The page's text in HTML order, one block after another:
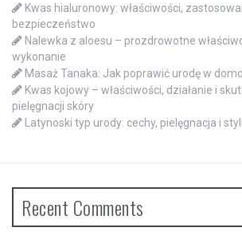
Kwas hialuronowy: właściwości,
bezpieczeństwo
Nalewka z aloesu – prozdrowotne
wykonanie
Masaż Tanaka: Jak poprawić urodę w
Kwas kojowy – właściwości, działanie i
pielęgnacji skóry
Latynoski typ urody: cechy, pielęgnacja i
Recent Comments